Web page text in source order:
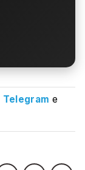
Telegram e